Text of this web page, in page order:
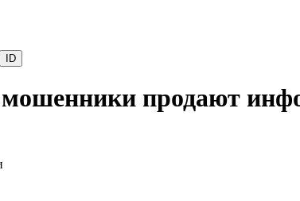
ID
продают